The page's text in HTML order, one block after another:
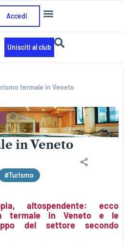
Accedi
Unisciti al club
termale in Veneto
in Veneto
#Turismo
altospendente: ecco
termale in Veneto e le
del settore secondo